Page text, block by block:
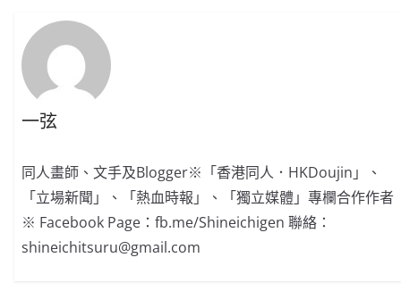
一弦
同人畫師、文手及Blogger※「香港同人．HKDoujin」、
「立場新聞」、「熱血時報」、「獨立媒體」專欄合作作者
※ Facebook Page：fb.me/Shineichigen 聯絡：
shineichitsuru@gmail.com